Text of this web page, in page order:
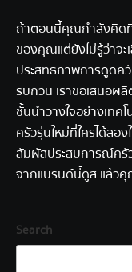
ถ้าตอนนี้คุณกำลังคิดที่
ของคุณแต่ยังไม่รู้ว่าจ
ประสิทธิภาพการดูดควั
รบกวน เราขอเสนอ
ชั้นนำวางใจอย่างเท
ครัวรุ่นใหม่ที่ใครได้ลอ
สัมผัสประสบการณ์ครั
จากแบรนด์นี้ดูสิ แล้ว
Search